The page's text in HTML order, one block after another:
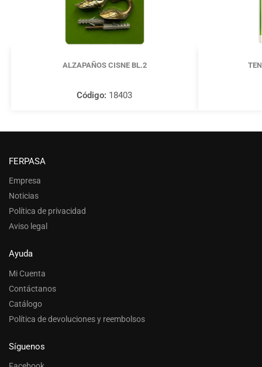
ALZAPAÑOS CISNE BL.2
Código: 18403
FERPASA
Empresa
Noticias
Política de privacidad
Aviso legal
Ayuda
Mi Cuenta
Contáctanos
Catálogo
Política de devoluciones y reembolsos
Síguenos